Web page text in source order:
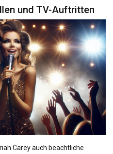
und TV-Auftritten
Carey auch beachtliche